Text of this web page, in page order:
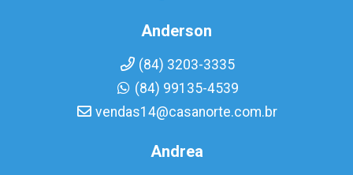
Anderson
(84) 3203-3335
(84) 99135-4539
vendas14@casanorte.com.br
Andrea